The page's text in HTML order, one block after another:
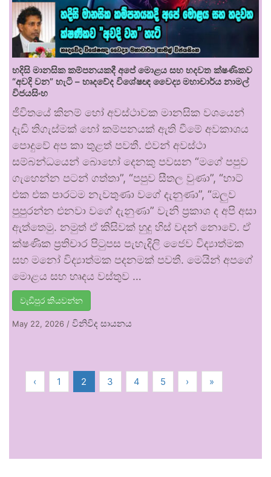
හදිසි මානසික කම්පනයකදී අපේ මොළය සහ හදවත ක්ෂණිකව
“අවදි වන” හැටි – හෘදවේද විශේෂඥ වෛද්‍ය මහාචාර්ය නාමල්
විජයසිංහ
ජීවිතයේ කිනම් හෝ අවස්ථාවක මානසික වශයෙන්
දැඩි තිගැස්මක් හෝ කම්පනයක් ඇති වීමේ අවකාශය
පොදුවේ අප කා තුළත් පවතී. එවන් අවස්ථා
සම්බන්ධයෙන් බොහෝ දෙනකු පවසන “මගේ පපුව
ගැහෙන්න පටන් ගත්තා”, “පපුව සීතල වුණා”, “හාට්
එක එක පාරටම නැවතුණා වගේ දැනුණා”, “ඔලුව
පුපුරන්න එනවා වගේ දැනුණා” වැනි ප්‍රකාශ ද අපි අසා
ඇත්තෙමු. නමුත් ඒ කිසිවක් හුදු හිස් වදන් නොවේ. ඒ
ක්ෂණික ප්‍රතිචාර පිටුපස පැහැදිලි ජෛව විද්‍යාත්මක
සහ මනෝ විද්‍යාත්මක පදනමක් පවතී. මෙයින් අපගේ
මොළය සහ හෘදය වස්තුව …
වැඩිපුර කියවන්න
May 22, 2026 / විනිවිද සායනය
‹ 1 2 3 4 5 › »